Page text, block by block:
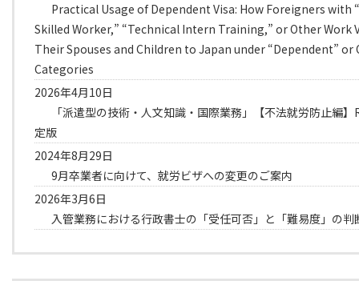
Practical Usage of Dependent Visa: How Foreigners with
Skilled Worker,” “Technical Intern Training,” or Other Work
Their Spouses and Children to Japan under “Dependent” or
Categories
2026年4月10日
「派遣型の技術・人文知識・国際業務」【不法就労防止編
定版
2024年8月29日
9月卒業者に向けて、就労ビザへの変更のご案内
2026年3月6日
入管業務における行政書士の「受任可否」と「難易度」の判